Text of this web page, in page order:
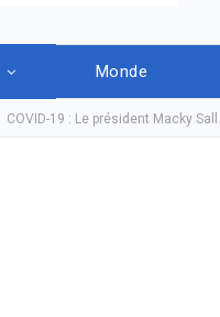
Monde
COVID-19 : Le président Macky